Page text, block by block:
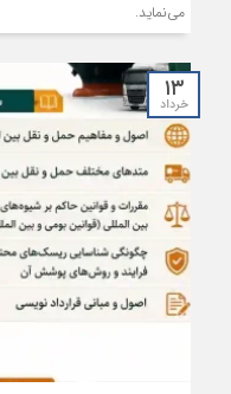
می‌نماید.
۱۳
خرداد